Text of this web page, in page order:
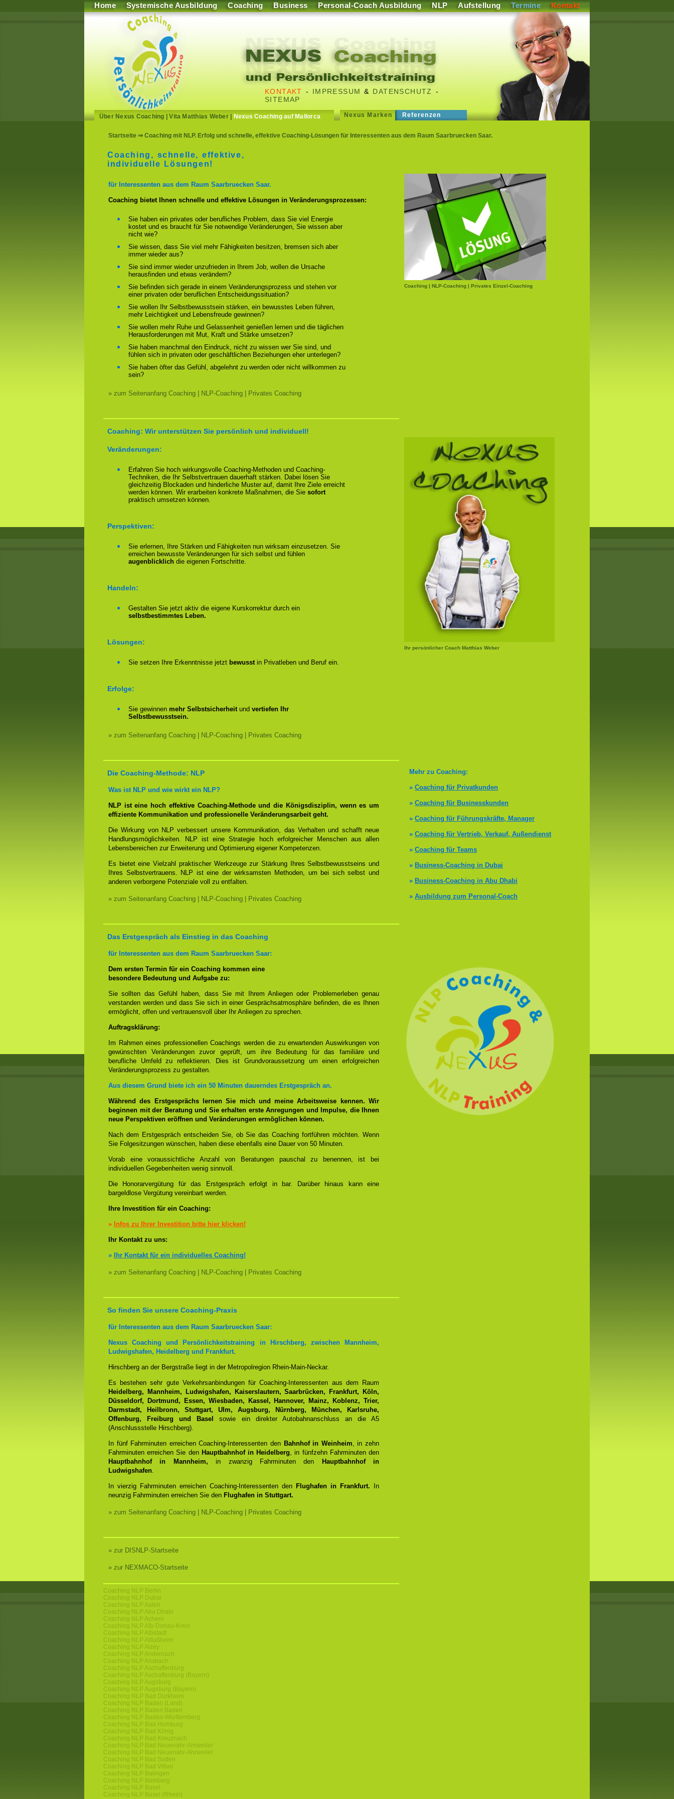
Home Systemische Ausbildung Coaching Business Personal-Coach Ausbildung NLP Aufstellung Termine Kontakt
KONTAKT - IMPRESSUM & DATENSCHUTZ
-
SITEMAP
Über Nexus Coaching |Vita Matthias Weber| Nexus Coaching auf Mallorca Nexus Marken Referenzen
Startseite ⇒ Coaching mit NLP. Erfolg und schnelle, effektive Coaching-Lösungen für Interessenten aus dem Raum Saarbruecken Saar.
Coaching, schnelle, effektive,
individuelle Lösungen!
Coaching | NLP-Coaching | Privates Einzel-Coaching
für Interessenten aus dem Raum Saarbruecken Saar.
Coaching bietet Ihnen schnelle und effektive Lösungen in Veränderungsprozessen:
Sie haben ein privates oder berufliches Problem, dass Sie viel Energie
kostet und es braucht für Sie notwendige Veränderungen, Sie wissen aber
nicht wie?
Sie wissen, dass Sie viel mehr Fähigkeiten besitzen, bremsen sich aber
immer wieder aus?
Sie sind immer wieder unzufrieden in Ihrem Job, wollen die Ursache
herausfinden und etwas verändern?
Sie befinden sich gerade in einem Veränderungsprozess und stehen vor
einer privaten oder beruflichen Entscheidungssituation?
Sie wollen Ihr Selbstbewusstsein stärken, ein bewusstes Leben führen,
mehr Leichtigkeit und Lebensfreude gewinnen?
Sie wollen mehr Ruhe und Gelassenheit genießen lernen und die täglichen
Herausforderungen mit Mut, Kraft und Stärke umsetzen?
Sie haben manchmal den Eindruck, nicht zu wissen wer Sie sind, und
fühlen sich in privaten oder geschäftlichen Beziehungen eher unterlegen?
Sie haben öfter das Gefühl, abgelehnt zu werden oder nicht willkommen zu
sein?
» zum Seitenanfang Coaching | NLP-Coaching | Privates Coaching
Coaching: Wir unterstützen Sie persönlich und individuell!
Ihr persönlicher Coach Matthias Weber
Veränderungen:
Erfahren Sie hoch wirkungsvolle Coaching-Methoden und Coaching-
Techniken, die Ihr Selbstvertrauen dauerhaft stärken. Dabei lösen Sie
gleichzeitig Blockaden und hinderliche Muster auf, damit Ihre Ziele erreicht
werden können. Wir erarbeiten konkrete Maßnahmen, die Sie sofort
praktisch umsetzen können.
Perspektiven:
Sie erlernen, Ihre Stärken und Fähigkeiten nun wirksam einzusetzen. Sie
erreichen bewusste Veränderungen für sich selbst und fühlen
augenblicklich die eigenen Fortschritte.
Handeln:
Gestalten Sie jetzt aktiv die eigene Kurskorrektur durch ein
selbstbestimmtes Leben.
Lösungen:
Sie setzen Ihre Erkenntnisse jetzt bewusstin Privatleben und Beruf ein.
Erfolge:
Sie gewinnen mehr Selbstsicherheitund vertiefen Ihr
Selbstbewusstsein.
» zum Seitenanfang Coaching | NLP-Coaching | Privates Coaching
Mehr zu Coaching:
» Coaching für Privatkunden
» Coaching für Businesskunden
» Coaching für Führungskräfte, Manager
» Coaching für Vertrieb, Verkauf, Außendienst
» Coaching für Teams
» Business-Coaching in Dubai
» Business-Coaching in Abu Dhabi
» Ausbildung zum Personal-Coach
Die Coaching-Methode: NLP
Was ist NLP und wie wirkt ein NLP?
NLP ist eine hoch effektive Coaching-Methode und die Königsdisziplin, wenn es um
effiziente Kommunikation und professionelle Veränderungsarbeit geht.
Die Wirkung von NLP verbessert unsere Kommunikation, das Verhalten und schafft neue
Handlungsmöglichkeiten. NLP ist eine Strategie hoch erfolgreicher Menschen aus allen
Lebensbereichen zur Erweiterung und Optimierung eigener Kompetenzen.
Es bietet eine Vielzahl praktischer Werkzeuge zur Stärkung Ihres Selbstbewusstseins und
Ihres Selbstvertrauens. NLP ist eine der wirksamsten Methoden, um bei sich selbst und
anderen verborgene Potenziale voll zu entfalten.
» zum Seitenanfang Coaching | NLP-Coaching | Privates Coaching
Das Erstgespräch als Einstieg in das Coaching
für Interessenten aus dem Raum Saarbruecken Saar:
Dem ersten Termin für ein Coaching kommen eine
besondere Bedeutung und Aufgabe zu:
Sie sollten das Gefühl haben, dass Sie mit Ihrem Anliegen oder Problemerleben genau
verstanden werden und dass Sie sich in einer Gesprächsatmosphäre befinden, die es Ihnen
ermöglicht, offen und vertrauensvoll über Ihr Anliegen zu sprechen.
Auftragsklärung:
Im Rahmen eines professionellen Coachings werden die zu erwartenden Auswirkungen von
gewünschten Veränderungen zuvor geprüft, um ihre Bedeutung für das familiäre und
berufliche Umfeld zu reflektieren. Dies ist Grundvoraussetzung um einen erfolgreichen
Veränderungsprozess zu gestalten.
Aus diesem Grund biete ich ein 50 Minuten dauerndes Erstgespräch an.
Während des Erstgesprächs lernen Sie mich und meine Arbeitsweise kennen. Wir
beginnen mit der Beratung und Sie erhalten erste Anregungen und Impulse, die Ihnen
neue Perspektiven eröffnen und Veränderungen ermöglichen können.
Nach dem Erstgespräch entscheiden Sie, ob Sie das Coaching fortführen möchten. Wenn
Sie Folgesitzungen wünschen, haben diese ebenfalls eine Dauer von 50 Minuten.
Vorab eine voraussichtliche Anzahl von Beratungen pauschal zu benennen, ist bei
individuellen Gegebenheiten wenig sinnvoll.
Die Honorarvergütung für das Erstgespräch erfolgt in bar. Darüber hinaus kann eine
bargeldlose Vergütung vereinbart werden.
Ihre Investition für ein Coaching:
» Infos zu Ihrer Investition bitte hier klicken!
Ihr Kontakt zu uns:
» Ihr Kontakt für ein individuelles Coaching!
» zum Seitenanfang Coaching | NLP-Coaching | Privates Coaching
So finden Sie unsere Coaching-Praxis
für Interessenten aus dem Raum Saarbruecken Saar:
Nexus Coaching und Persönlichkeitstraining in Hirschberg, zwischen Mannheim,
Ludwigshafen, Heidelberg und Frankfurt.
Hirschberg an der Bergstraße liegt in der Metropolregion Rhein-Main-Neckar.
Es bestehen sehr gute Verkehrsanbindungen für Coaching-Interessenten aus dem Raum
Heidelberg, Mannheim, Ludwigshafen, Kaiserslautern, Saarbrücken, Frankfurt, Köln,
Düsseldorf, Dortmund, Essen, Wiesbaden, Kassel, Hannover, Mainz, Koblenz, Trier,
Darmstadt, Heilbronn, Stuttgart, Ulm, Augsburg, Nürnberg, München, Karlsruhe,
Offenburg, Freiburg und Basel
sowie ein direkter Autobahnanschluss an die A5
(Anschlussstelle Hirschberg).
In fünf Fahrminuten erreichen Coaching-Interessenten den Bahnhof in Weinheim, in zehn
Fahrminuten erreichen Sie den Hauptbahnhof in Heidelberg, in fünfzehn Fahrminuten den
Hauptbahnhof in Mannheim, in zwanzig Fahrminuten den
Hauptbahnhof in
Ludwigshafen.
In vierzig Fahrminuten erreichen Coaching-Interessenten den Flughafen in Frankfurt.
In
neunzig Fahrminuten erreichen Sie den Flughafen in Stuttgart.
» zum Seitenanfang Coaching | NLP-Coaching | Privates Coaching
» zur DISNLP-Startseite
» zur NEXMACO-Startseite
Coaching NLP Berlin
Coaching NLP Dubai
Coaching NLP Aalen
Coaching NLP Abu Dhabi
Coaching NLP Achern
Coaching NLP Alb-Donau-Kreis
Coaching NLP Albstadt
Coaching NLP Altlußheim
Coaching NLP Alzey
Coaching NLP Andernach
Coaching NLP Ansbach
Coaching NLP Aschaffenburg
Coaching NLP Aschaffenburg (Bayern)
Coaching NLP Augsburg
Coaching NLP Augsburg (Bayern)
Coaching NLP Bad Dürkheim
Coaching NLP Baden (Land)
Coaching NLP Baden Baden
Coaching NLP Baden-Württemberg
Coaching NLP Bad Homburg
Coaching NLP Bad König
Coaching NLP Bad Kreuznach
Coaching NLP Bad Neuenahr-Ahrweiler
Coaching NLP Bad Neuenahr-Ahrweiler
Coaching NLP Bad Soden
Coaching NLP Bad Vilbel
Coaching NLP Balingen
Coaching NLP Bamberg
Coaching NLP Basel
Coaching NLP Basel (Rhein)